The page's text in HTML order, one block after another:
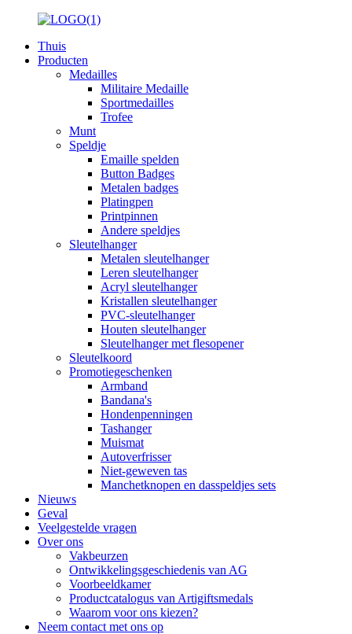
Thuis
Producten
Medailles
Militaire Medaille
Sportmedailles
Trofee
Munt
Speldje
Emaille spelden
Button Badges
Metalen badges
Platingpen
Printpinnen
Andere speldjes
Sleutelhanger
Metalen sleutelhanger
Leren sleutelhanger
Acryl sleutelhanger
Kristallen sleutelhanger
PVC-sleutelhanger
Houten sleutelhanger
Sleutelhanger met flesopener
Sleutelkoord
Promotiegeschenken
Armband
Bandana's
Hondenpenningen
Tashanger
Muismat
Autoverfrisser
Niet-geweven tas
Manchetknopen en dasspeldjes sets
Nieuws
Geval
Veelgestelde vragen
Over ons
Vakbeurzen
Ontwikkelingsgeschiedenis van AG
Voorbeeldkamer
Productcatalogus van Artigiftsmedals
Waarom voor ons kiezen?
Neem contact met ons op